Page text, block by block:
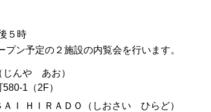
５時
ン予定の２施設の内覧会を行います。
んや あお）
1（2F）
Ｉ ＨＩＲＡＤＯ（しおさい ひらど）